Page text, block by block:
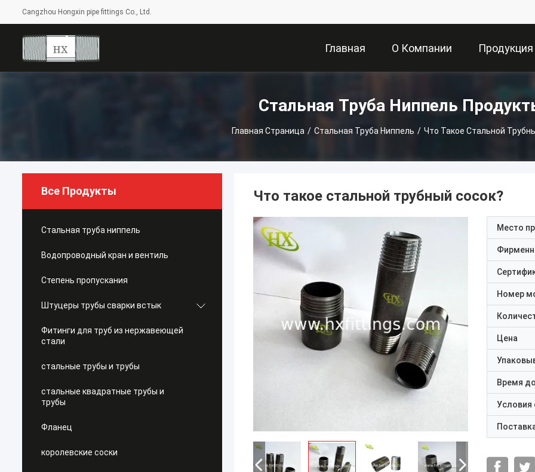
Cangzhou Hongxin pipe fittings Co., Ltd.
Главная
Страница
О Компании Продукция
Стальная Труба Ниппель
Главная Страница / Стальная Труба Ниппель / Что Такое Стальной
Все Продукты
Стальная труба ниппель
Водопроводный кран и вентиль
Степень пропускания
Штуцеры трубы сварки встык
Фитинги для труб из нержавеющей
стали
стальные трубы и трубы
стальные квадратные трубы и
трубы
Фланец
королевские соски
Что такое стальной трубный сосок?
Место
Номер
Цена
Время
Условия